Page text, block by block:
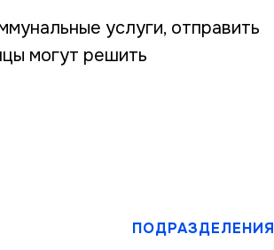
услуги, отправить
могут решить
ПОДРАЗДЕЛЕНИЯ